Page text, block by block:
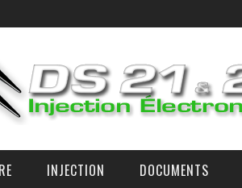
INJECTION DOCUMENTS